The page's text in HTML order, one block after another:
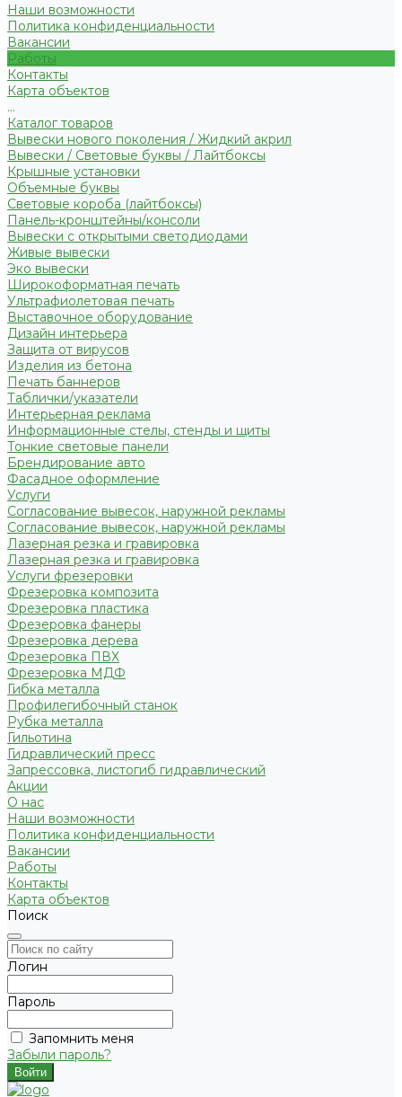
Наши возможности
Политика конфиденциальности
Вакансии
Работы
Контакты
Карта объектов
...
Каталог товаров
Вывески нового поколения / Жидкий акрил
Вывески / Световые буквы / Лайтбоксы
Крышные установки
Объемные буквы
Световые короба (лайтбоксы)
Панель-кронштейны/консоли
Вывески с открытыми светодиодами
Живые вывески
Эко вывески
Широкоформатная печать
Ультрафиолетовая печать
Выставочное оборудование
Дизайн интерьера
Защита от вирусов
Изделия из бетона
Печать баннеров
Таблички/указатели
Интерьерная реклама
Информационные стелы, стенды и щиты
Тонкие световые панели
Брендирование авто
Фасадное оформление
Услуги
Согласование вывесок, наружной рекламы
Согласование вывесок, наружной рекламы
Лазерная резка и гравировка
Лазерная резка и гравировка
Услуги фрезеровки
Фрезеровка композита
Фрезеровка пластика
Фрезеровка фанеры
Фрезеровка дерева
Фрезеровка ПВХ
Фрезеровка МДФ
Гибка металла
Профилегибочный станок
Рубка металла
Гильотина
Гидравлический пресс
Запрессовка, листогиб гидравлический
Акции
О нас
Наши возможности
Политика конфиденциальности
Вакансии
Работы
Контакты
Карта объектов
Поиск
Логин
Пароль
Запомнить меня
Забыли пароль?